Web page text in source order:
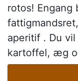
rotos! Engang
aperitif . Du
kartoffel, æg